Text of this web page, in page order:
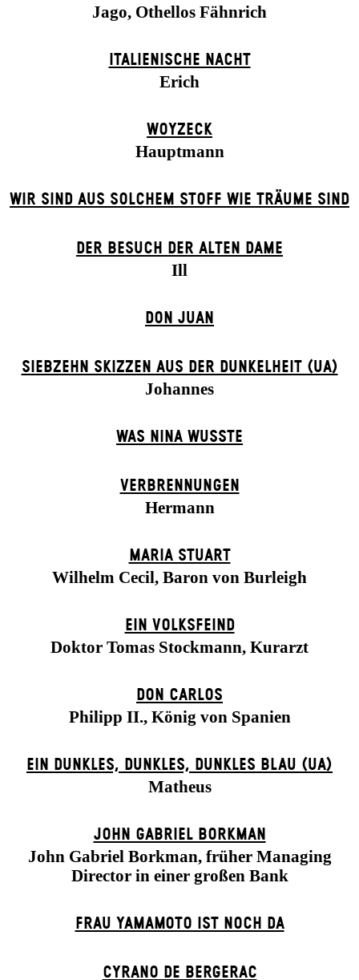
Jago, Othellos Fähnrich
ITALIENISCHE NACHT
Erich
WOYZECK
Hauptmann
WIR SIND AUS SOLCHEM STOFF WIE TRÄUME SIND
DER BE­SUCH DER ALT­EN DA­ME
Ill
DON JUAN
SIEBZEHN SKIZZEN AUS DER DUNKELHEIT (UA)
Johannes
WAS NINA WUSSTE
VERBRENNUNGEN
Hermann
MARIA STUART
Wilhelm Cecil, Baron von Burleigh
EIN VOLKS­FEIND
Doktor Tomas Stockmann, Kurarzt
DON CARLOS
Philipp II., König von Spanien
EIN DUNK­LES, DUNK­LES, DUNK­LES BLAU (UA)
Matheus
JOHN GABRIEL BORKMAN
John Gabriel Borkman, früher Managing
Director in einer großen Bank
FRAU YAMAMOTO IST NOCH DA
CYRANO DE BERGERAC